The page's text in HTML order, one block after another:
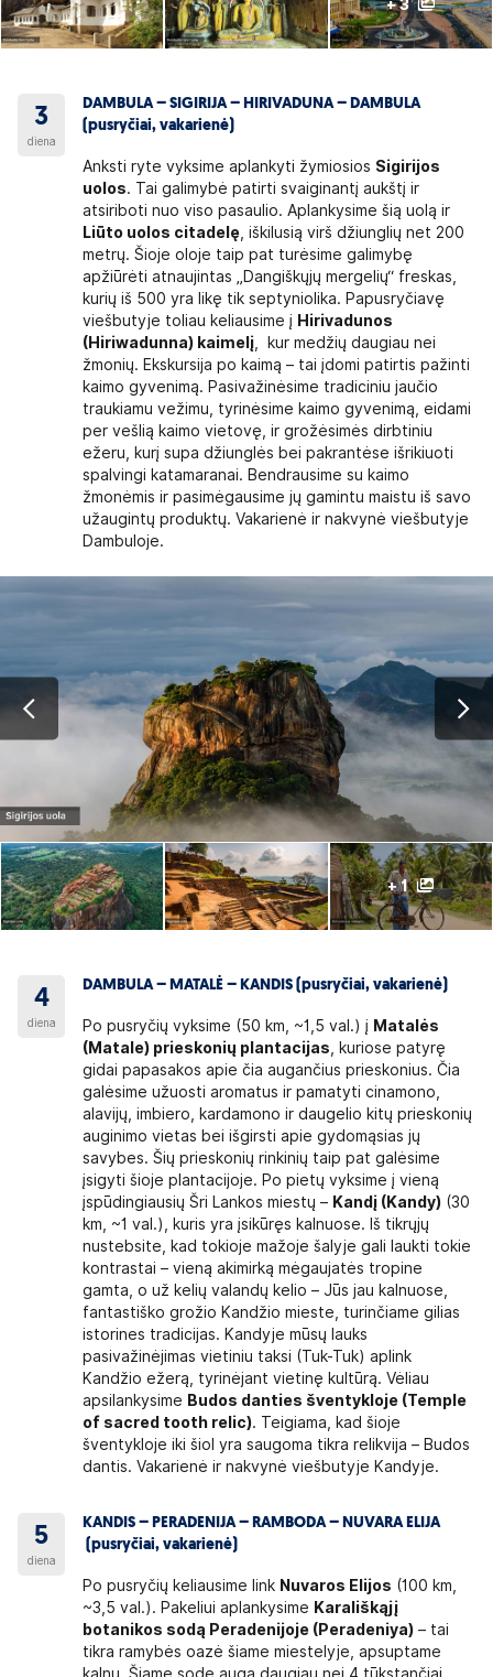
+ 3
3
diena
DAMBULA – SIGIRIJA – HIRIVADUNA – DAMBULA
(pusryčiai, vakarienė)
Anksti ryte vyksime aplankyti žymiosios Sigirijos
uolos. Tai galimybė patirti svaiginantį aukštį ir
atsiriboti nuo viso pasaulio. Aplankysime šią uolą ir
Liūto uolos citadelę , iškilusią virš džiunglių net 200
metrų. Šioje oloje taip pat turėsime galimybę
apžiūrėti atnaujintas „Dangiškųjų mergelių“ freskas,
kurių iš 500 yra likę tik septyniolika. Papusryčiavę
viešbutyje toliau keliausime į Hirivadunos
(Hiriwadunna) kaimelį , kur medžių daugiau nei
žmonių. Ekskursija po kaimą – tai įdomi patirtis pažinti
kaimo gyvenimą. Pasivažinėsime tradiciniu jaučio
traukiamu vežimu, tyrinėsime kaimo gyvenimą, eidami
per vešlią kaimo vietovę, ir grožėsimės dirbtiniu
ežeru, kurį supa džiunglės bei pakrantėse išrikiuoti
spalvingi katamaranai. Bendrausime su kaimo
žmonėmis ir pasimėgausime jų gamintu maistu iš savo
užaugintų produktų. Vakarienė ir nakvynė viešbutyje
Dambuloje.
+ 1
4
diena
DAMBULA – MATALĖ – KANDIS (pusryčiai, vakarienė)
Po pusryčių vyksime (50 km, ~1,5 val.) į Matalės
(Matale) prieskonių plantacijas , kuriose patyrę
gidai papasakos apie čia augančius prieskonius. Čia
galėsime užuosti aromatus ir pamatyti cinamono,
alavijų, imbiero, kardamono ir daugelio kitų prieskonių
auginimo vietas bei išgirsti apie gydomąsias jų
savybes. Šių prieskonių rinkinių taip pat galėsime
įsigyti šioje plantacijoje. Po pietų vyksime į vieną
įspūdingiausių Šri Lankos miestų – Kandį (Kandy) (30
km, ~1 val.), kuris yra įsikūręs kalnuose. Iš tikrųjų
nustebsite, kad tokioje mažoje šalyje gali laukti tokie
kontrastai – vieną akimirką mėgaujatės tropine
gamta, o už kelių valandų kelio – Jūs jau kalnuose,
fantastiško grožio Kandžio mieste, turinčiame gilias
istorines tradicijas. Kandyje mūsų lauks
pasivažinėjimas vietiniu taksi (Tuk-Tuk) aplink
Kandžio ežerą, tyrinėjant vietinę kultūrą. Vėliau
apsilankysime Budos danties šventykloje (Temple
of sacred tooth relic). Teigiama, kad šioje
šventykloje iki šiol yra saugoma tikra relikvija – Budos
dantis. Vakarienė ir nakvynė viešbutyje Kandyje.
5
diena
KANDIS – PERADENIJA – RAMBODA – NUVARA ELIJA
(pusryčiai, vakarienė)
Po pusryčių keliausime link Nuvaros Elijos (100 km,
~3,5 val.). Pakeliui aplankysime Karališkąjį
botanikos sodą Peradenijoje (Peradeniya) – tai
tikra ramybės oazė šiame miestelyje, apsuptame